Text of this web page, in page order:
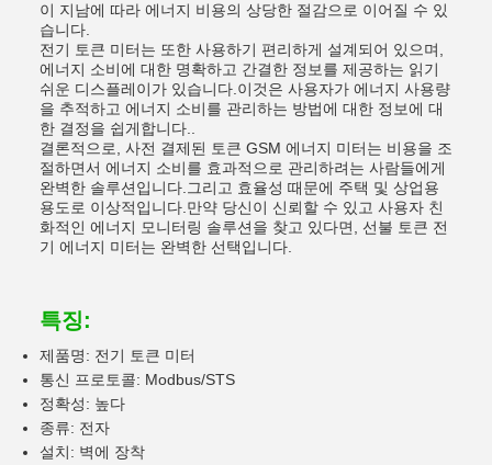
이 지남에 따라 에너지 비용의 상당한 절감으로 이어질 수 있
습니다.
전기 토큰 미터는 또한 사용하기 편리하게 설계되어 있으며,
에너지 소비에 대한 명확하고 간결한 정보를 제공하는 읽기
쉬운 디스플레이가 있습니다.이것은 사용자가 에너지 사용량
을 추적하고 에너지 소비를 관리하는 방법에 대한 정보에 대
한 결정을 쉽게합니다..
결론적으로, 사전 결제된 토큰 GSM 에너지 미터는 비용을 조
절하면서 에너지 소비를 효과적으로 관리하려는 사람들에게
완벽한 솔루션입니다.그리고 효율성 때문에 주택 및 상업용
용도로 이상적입니다.만약 당신이 신뢰할 수 있고 사용자 친
화적인 에너지 모니터링 솔루션을 찾고 있다면, 선불 토큰 전
기 에너지 미터는 완벽한 선택입니다.
특징:
제품명: 전기 토큰 미터
통신 프로토콜: Modbus/STS
정확성: 높다
종류: 전자
설치: 벽에 장착